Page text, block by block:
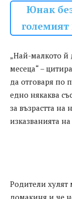
Юнак
„Най-малкото й
месеца“ –
да отговаря по
едно някаква
за възрастта на
изказванията
Родители хулят